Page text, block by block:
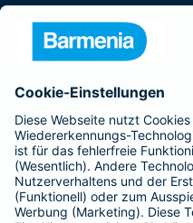
Barmenia ist Teil
Kranken-